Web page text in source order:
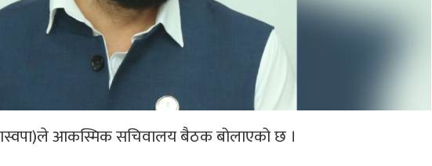
(रास्वपा)ले आकस्मिक सचिवालय बैठक बोलाएको छ ।